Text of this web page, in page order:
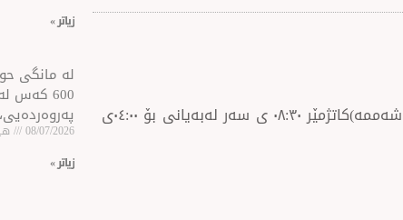
رۆژانی (یەک شەممە تاوەکو پێنج شەممە)کاتژمێر ٠٨:٣٠ ی سەر لەبەیانی بۆ ٠٤:٠٠ی
زیاتر »
لە مانگی
600 كه‌س
08/07/2026
زیاتر »